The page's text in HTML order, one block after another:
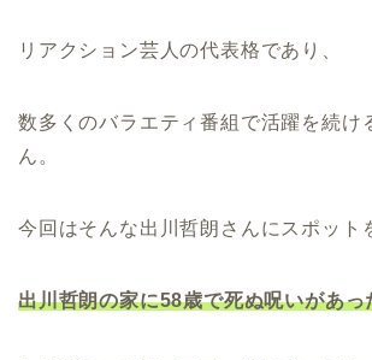
リアクション芸人の代表格であり、
数多くのバラエティ番組で活躍を続け
ん。
今回はそんな出川哲朗さんにスポット
出川哲朗の家に58歳で死ぬ呪いがあっ